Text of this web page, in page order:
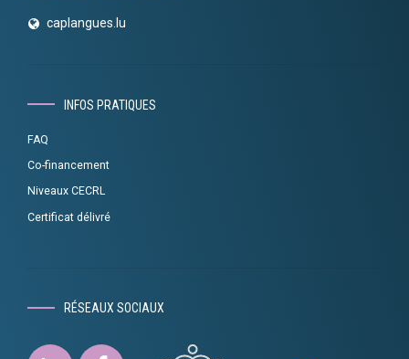
caplangues.lu
INFOS PRATIQUES
FAQ
Co-financement
Niveaux CECRL
Certificat délivré
RÉSEAUX SOCIAUX